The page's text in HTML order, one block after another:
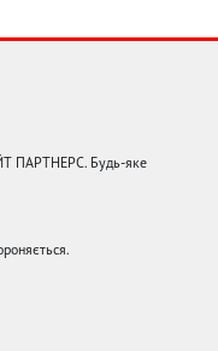
ПАРТНЕРС. Будь-яке